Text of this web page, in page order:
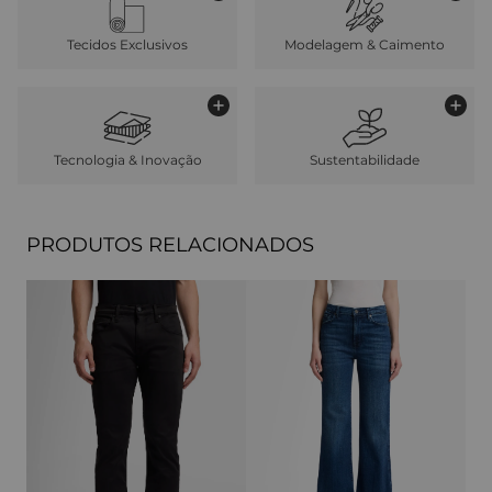
Tecidos Exclusivos Modelagem & Caimento
Tecnologia & Inovação Sustentabilidade
PRODUTOS RELACIONADOS